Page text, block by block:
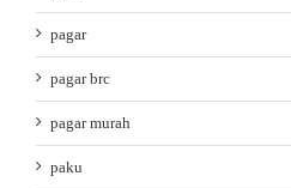
pagar
pagar brc
pagar murah
paku